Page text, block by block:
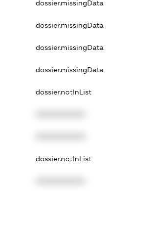
dossier.missingData
dossier.missingData
dossier.missingData
dossier.missingData
dossier.notInList
dossier.notInList